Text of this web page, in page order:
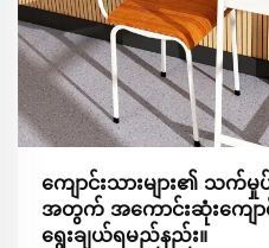
ကျောင်းသားများ၏ သ
အတွက် အကောင်းဆုံးကျော
ရွေးချယ်ရမည်နည်း။